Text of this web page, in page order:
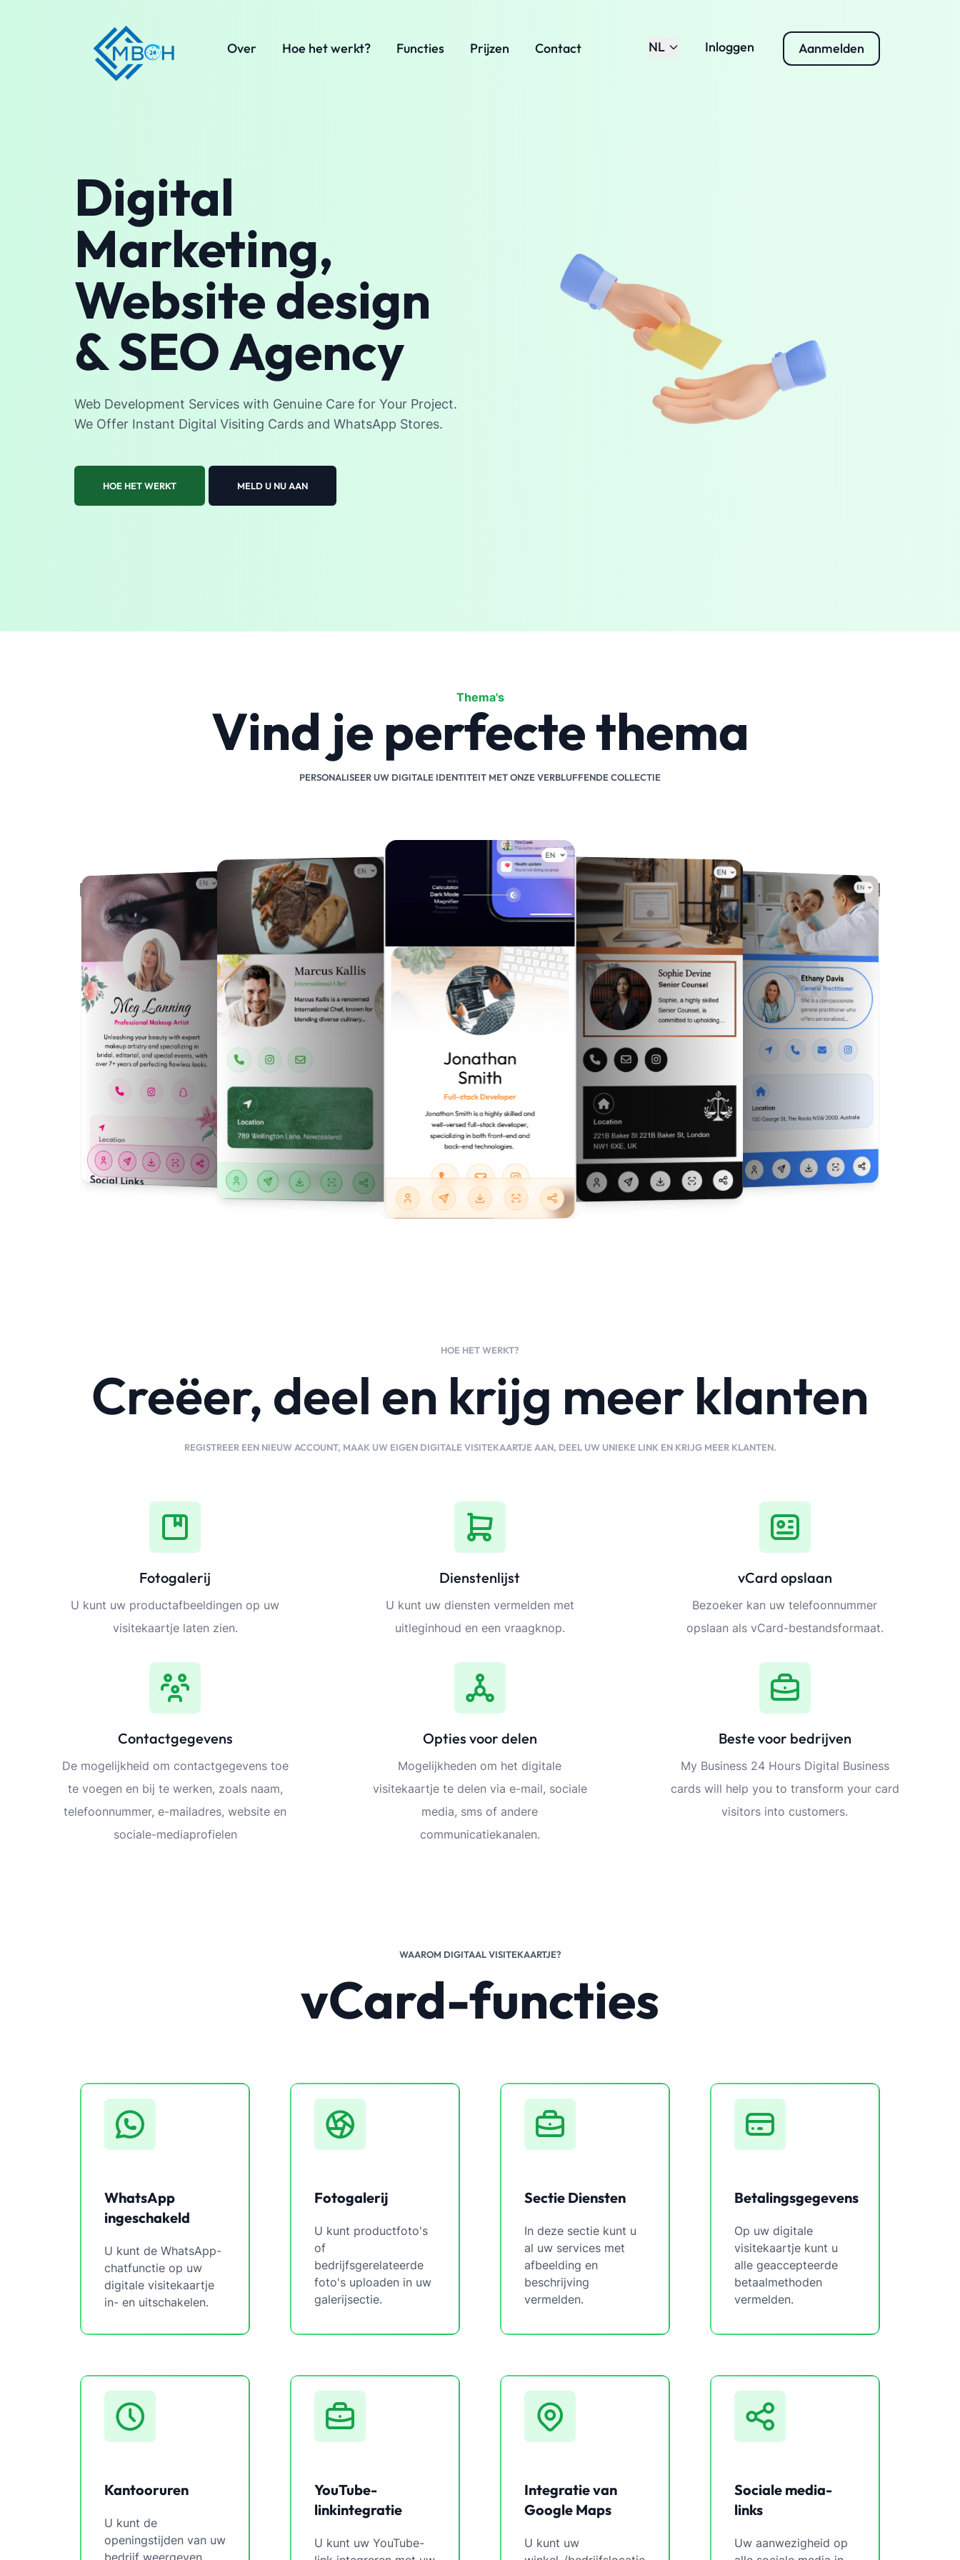
Over Hoe het werkt? Functies Prijzen Contact NL Inloggen Aanmelden
Digital
Marketing,
Website design
& SEO Agency
Web Development Services with Genuine Care for Your Project.
We Offer Instant Digital Visiting Cards and WhatsApp Stores.
HOE HET WERKT MELD U NU AAN
Thema's
Vind je perfecte thema
PERSONALISEER UW DIGITALE IDENTITEIT MET ONZE VERBLUFFENDE COLLECTIE
HOE HET WERKT?
Creëer, deel en krijg meer klanten
REGISTREER EEN NIEUW ACCOUNT, MAAK UW EIGEN DIGITALE VISITEKAARTJE AAN, DEEL UW UNIEKE LINK EN KRIJG MEER KLANTEN.
Fotogalerij
U kunt uw productafbeeldingen op uw
visitekaartje laten zien.
Dienstenlijst
U kunt uw diensten vermelden met
uitleginhoud en een vraagknop.
vCard opslaan
Bezoeker kan uw telefoonnummer
opslaan als vCard-bestandsformaat.
Contactgegevens
De mogelijkheid om contactgegevens toe
te voegen en bij te werken, zoals naam,
telefoonnummer, e-mailadres, website en
sociale-mediaprofielen
Opties voor delen
Mogelijkheden om het digitale
visitekaartje te delen via e-mail, sociale
media, sms of andere
communicatiekanalen.
Beste voor bedrijven
My Business 24 Hours Digital Business
cards will help you to transform your card
visitors into customers.
WAAROM DIGITAAL VISITEKAARTJE?
vCard-functies
WhatsApp
ingeschakeld
U kunt de WhatsApp-
chatfunctie op uw
digitale visitekaartje
in- en uitschakelen.
Fotogalerij
U kunt productfoto's
of
bedrijfsgerelateerde
foto's uploaden in uw
galerijsectie.
Sectie Diensten
In deze sectie kunt u
al uw services met
afbeelding en
beschrijving
vermelden.
Betalingsgegevens
Op uw digitale
visitekaartje kunt u
alle geaccepteerde
betaalmethoden
vermelden.
Kantooruren
U kunt de
openingstijden van uw
YouTube-
linkintegratie
U kunt uw YouTube-
Integratie van
Google Maps
U kunt uw
Sociale media-
links
Uw aanwezigheid op